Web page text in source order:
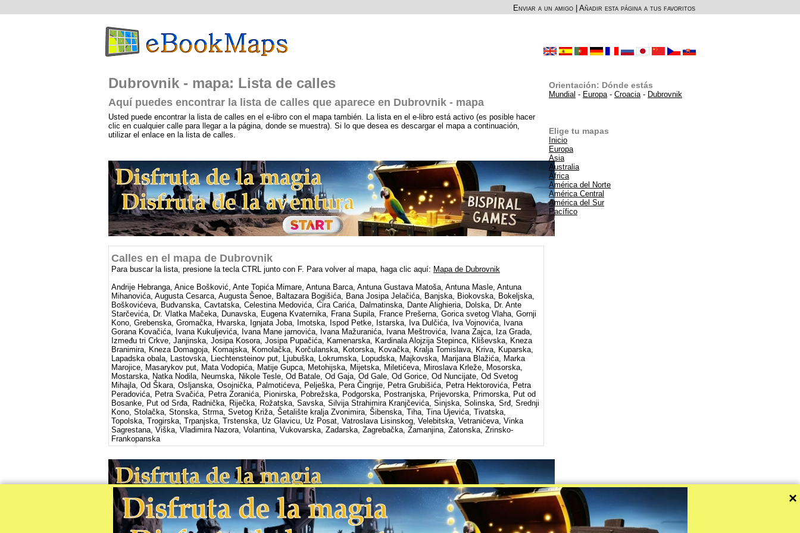
Enviar a un amigo Añadir esta página a tus favoritos
Dubrovnik - mapa: Lista de calles
Aquí puedes encontrar la lista de calles que aparece en Dubrovnik - mapa
Usted puede encontrar la lista de calles en el e-libro con el mapa también. La lista en el e-libro está activo (es posible hacer
clic en cualquier calle para llegar a la página, donde se muestra). Si lo que desea es descargar el mapa a continuación,
utilizar el enlace en la lista de calles.
Calles en el mapa de Dubrovnik
Para buscar la lista, presione la tecla CTRL junto con F. Para volver al mapa, haga clic aquí: Mapa de Dubrovnik
Andrije Hebranga, Anice Bošković, Ante Topića Mimare, Antuna Barca, Antuna Gustava Matoša, Antuna Masle, Antuna
Mihanovića, Augusta Cesarca, Augusta Šenoe, Baltazara Bogišića, Bana Josipa Jelačića, Banjska, Biokovska, Bokeljska,
Boškovićeva, Budvanska, Cavtatska, Celestina Medovića, Ćira Carića, Dalmatinska, Dante Alighieria, Dolska, Dr. Ante
Starčevića, Dr. Vlatka Mačeka, Dunavska, Eugena Kvaternika, Frana Supila, France Prešerna, Gorica svetog Vlaha, Gornji
Kono, Grebenska, Gromačka, Hvarska, Ignjata Joba, Imotska, Ispod Petke, Istarska, Iva Dulčića, Iva Vojnovića, Ivana
Gorana Kovačića, Ivana Kukuljevića, Ivana Mane jarnovića, Ivana Mažuranića, Ivana Meštrovića, Ivana Zajca, Iza Grada,
Između tri Crkve, Janjinska, Josipa Kosora, Josipa Pupačića, Kamenarska, Kardinala Alojzija Stepinca, Kliševska, Kneza
Branimira, Kneza Domagoja, Komajska, Komolačka, Korčulanska, Kotorska, Kovačka, Kralja Tomislava, Kriva, Kuparska,
Lapadska obala, Lastovska, Liechtensteinov put, Ljubuška, Lokrumska, Lopudska, Majkovska, Marijana Blažića, Marka
Marojice, Masarykov put, Mata Vodopića, Matije Gupca, Metohijska, Mijetska, Miletićeva, Miroslava Krleže, Mosorska,
Mostarska, Natka Nodila, Neumska, Nikole Tesle, Od Batale, Od Gaja, Od Gale, Od Gorice, Od Nuncijate, Od Svetog
Mihajla, Od Škara, Osljanska, Osojnička, Palmotićeva, Pelješka, Pera Čingrije, Petra Grubišića, Petra Hektorovića, Petra
Peradovića, Petra Svačića, Petra Zoranića, Pionirska, Pobrežska, Podgorska, Postranjska, Prijevorska, Primorska, Put od
Bosanke, Put od Srđa, Radnička, Riječka, Rožatska, Savska, Silvija Strahimira Kranjčevića, Sinjska, Solinska, Srđ, Srednji
Kono, Stolačka, Stonska, Strma, Svetog Križa, Šetalište kralja Zvonimira, Šibenska, Tiha, Tina Ujevića, Tivatska,
Topolska, Trogirska, Trpanjska, Trstenska, Uz Glavicu, Uz Posat, Vatroslava Lisinskog, Velebitska, Vetranićeva, Vinka
Sagrestana, Viška, Vladimira Nazora, Volantina, Vukovarska, Zadarska, Zagrebačka, Zamanjina, Zatonska, Zrinsko-
Frankopanska
Orientación: Dónde estás
Mundial - Europa- Croacia- Dubrovnik
Elige tu mapas
Inicio
Europa
Asia
Australia
África
América del Norte
América Central
América del Sur
Pacífico
×